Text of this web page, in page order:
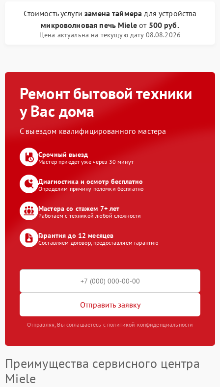
Стоимость услугизамена таймера для устройства
микроволновая печь Mieleот 500 руб.
Цена актуальна на текущую дату 08.08.2026
Ремонт бытовой техники
у Вас дома
С выездом квалифицированного мастера
Срочный выезд
Мастер приедет уже через 30 минут
Диагностика и осмотр бесплатно
Определим причину поломки бесплатно
Мастера со стажем 7+ лет
Работаем с техникой любой сложности
Гарантия до 12 месяцев
Составляем договор, предоставляем гарантию
Отправить заявку
Отправляя, Вы соглашаетесь с политикой конфиденциальности
Преимущества сервисного центра
Miele